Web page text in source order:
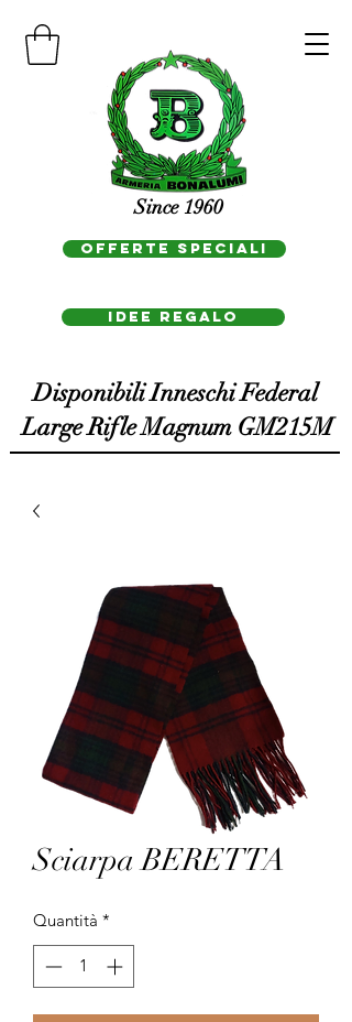
OFFERTE SPECIALI
Since 1960
IDEE REGAlo
Disponibili Inneschi Federal
Large Rifle Magnum GM215M
Sciarpa BERETTA
Quantità *